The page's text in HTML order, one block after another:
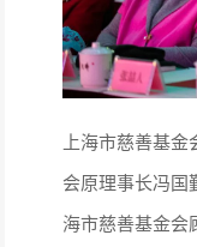
上海市慈善基
会原理事长冯国
海市慈善基金会